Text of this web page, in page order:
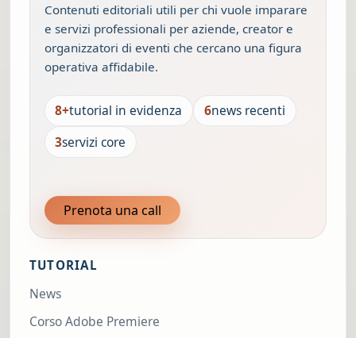
Contenuti editoriali utili per chi vuole imparare
e servizi professionali per aziende, creator e
organizzatori di eventi che cercano una figura
operativa affidabile.
8+tutorial in evidenza 6news recenti
3servizi core
Prenota una call
TUTORIAL
News
Corso Adobe Premiere